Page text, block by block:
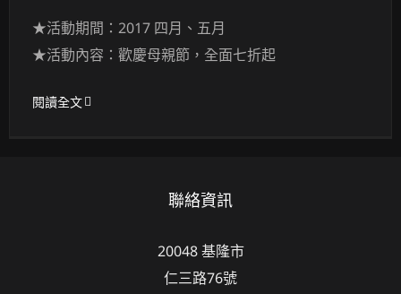
★活動期間：2017 四月、五月
★活動內容：歡慶母親節，全面七折起
閱讀全文
聯絡資訊
20048基隆市
仁三路76號